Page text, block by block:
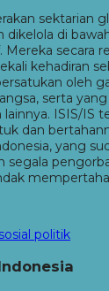
sektarian
dikelola di
secara
kehadiran
oleh
serta
ISIS/IS
dan
yang
segala
sosial politik